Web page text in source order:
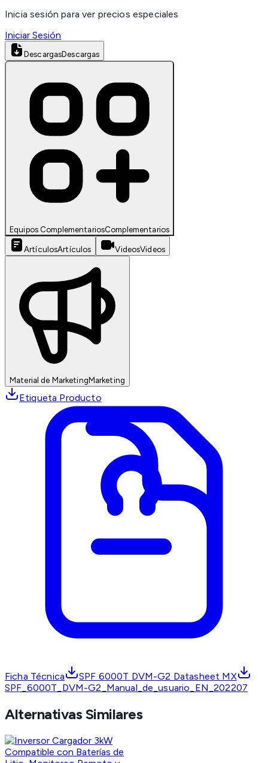
Inicia sesión para ver precios especiales
Iniciar Sesión
DescargasDescargas
Equipos ComplementariosComplementarios
ArtículosArtículos VideosVideos
Material de MarketingMarketing
Etiqueta Producto
Ficha Técnica
SPF 6000T DVM-G2 Datasheet MX
SPF_6000T_DVM-G2_Manual_de_usuario_EN_202207
Alternativas Similares